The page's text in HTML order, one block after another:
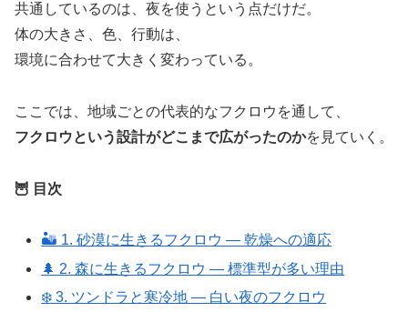
共通しているのは、夜を使うという点だけだ。
体の大きさ、色、行動は、
環境に合わせて大きく変わっている。
ここでは、地域ごとの代表的なフクロウを通して、
フクロウという設計がどこまで広がったのかを見ていく。
🦉 目次
🏜️ 1. 砂漠に生きるフクロウ ― 乾燥への適応
🌲 2. 森に生きるフクロウ ― 標準型が多い理由
❄️ 3. ツンドラと寒冷地 ― 白い夜のフクロウ